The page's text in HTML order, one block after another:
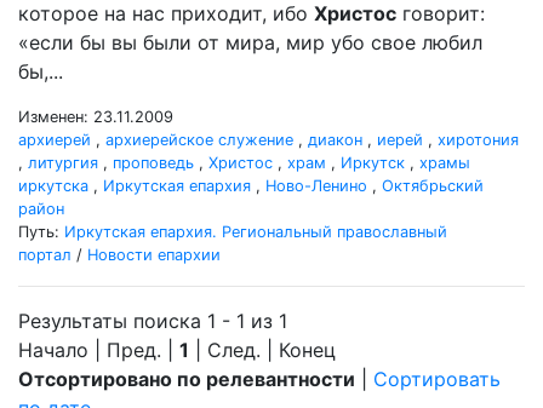
которое на нас приходит, ибо Христос говорит:
«если бы вы были от мира, мир убо свое любил
бы,...
Изменен: 23.11.2009
архиерей , архиерейское служение , диакон , иерей , хиротония
, литургия , проповедь , Христос , храм , Иркутск , храмы
иркутска , Иркутская епархия , Ново-Ленино , Октябрьский
район
Путь: Иркутская епархия. Региональный православный
портал / Новости епархии
Результаты поиска 1 - 1 из 1
Начало | Пред. | 1 | След. | Конец
Отсортировано по релевантности
Сортировать